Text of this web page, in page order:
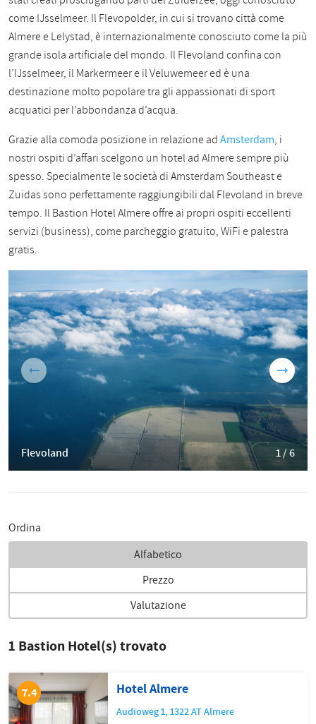
come IJsselmeer. Il Flevopolder, in cui si trovano città come
Almere e Lelystad, è internazionalmente conosciuto come la più
grande isola artificiale del mondo. Il Flevoland confina con
l’IJsselmeer, il Markermeer e il Veluwemeer ed è una
destinazione molto popolare tra gli appassionati di sport
acquatici per l’abbondanza d’acqua.
Grazie alla comoda posizione in relazione adAmsterdam, i
nostri ospiti d’affari scelgono un hotel ad Almere sempre più
spesso. Specialmente le società di Amsterdam Southeast e
Zuidas sono perfettamente raggiungibili dal Flevoland in breve
tempo. Il Bastion Hotel Almere offre ai propri ospiti eccellenti
servizi (business), come parcheggio gratuito, WiFi e palestra
gratis.
Flevoland 1 / 6
Ordina
Alfabetico
Prezzo
Valutazione
1 Bastion Hotel(s) trovato
7.4 Hotel Almere
Audioweg 1,1322 ATAlmere